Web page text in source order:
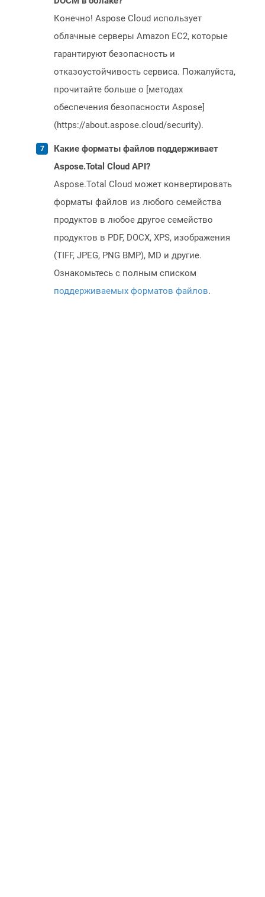
Конечно! Aspose Cloud использует
облачные серверы Amazon EC2, которые
гарантируют безопасность и
отказоустойчивость сервиса. Пожалуйста,
прочитайте больше о [методах
обеспечения безопасности Aspose]
(https://about.aspose.cloud/security).
Какие форматы файлов поддерживает
Aspose.Total Cloud API?
Aspose.Total Cloud может конвертировать
форматы файлов из любого семейства
продуктов в любое другое семейство
продуктов в PDF, DOCX, XPS, изображения
(TIFF, JPEG, PNG BMP), MD и другие.
Ознакомьтесь с полным списком
поддерживаемых форматов файлов.